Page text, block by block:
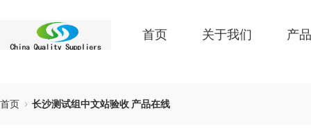
首页 关于我们 产品
首页 长沙测试组中文站验收 产品在线